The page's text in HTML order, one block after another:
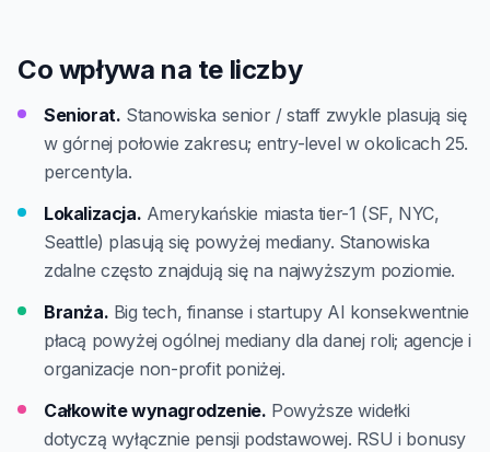
Co wpływa na te liczby
Seniorat. Stanowiska senior / staff zwykle plasują się
w górnej połowie zakresu; entry-level w okolicach 25.
percentyla.
Lokalizacja. Amerykańskie miasta tier-1 (SF, NYC,
Seattle) plasują się powyżej mediany. Stanowiska
zdalne często znajdują się na najwyższym poziomie.
Branża. Big tech, finanse i startupy AI konsekwentnie
płacą powyżej ogólnej mediany dla danej roli; agencje i
organizacje non-profit poniżej.
Całkowite wynagrodzenie. Powyższe widełki
dotyczą wyłącznie pensji podstawowej. RSU i bonusy